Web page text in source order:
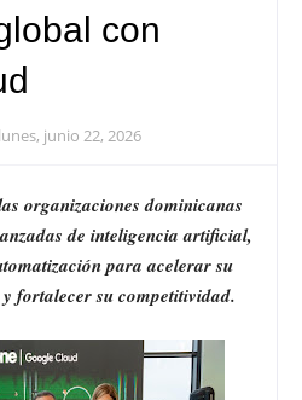
con
lunes, junio 22, 2026
organizaciones dominicanas
de inteligencia artificial,
para acelerar su
fortalecer su competitividad.